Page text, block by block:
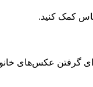
کمک کنید.
گرفتن عکس‌های